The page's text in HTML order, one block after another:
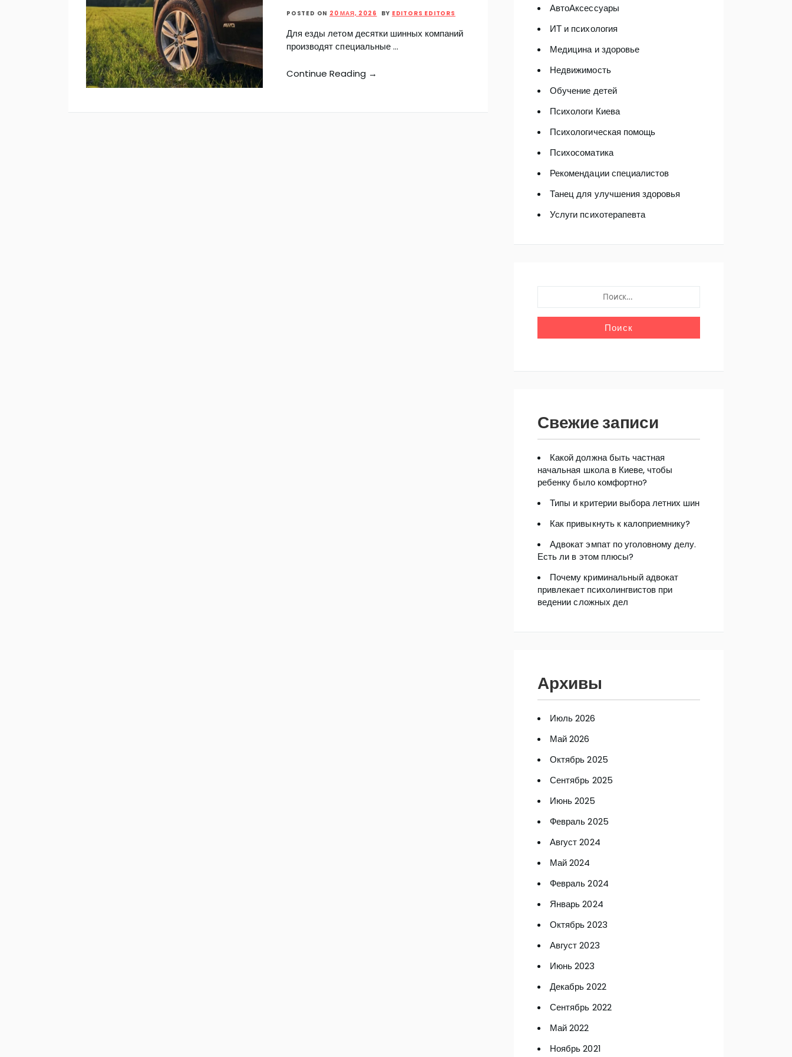
POSTED ON 20 МАЯ, 2026 BY EDITORS EDITORS
Для езды летом десятки шинных компаний
производят специальные …
Continue Reading →
АвтоАксессуары
ИТ и психология
Медицина и здоровье
Недвижимость
Обучение детей
Психологи Киева
Психологическая помощь
Психосоматика
Рекомендации специалистов
Танец для улучшения здоровья
Услуги психотерапевта
Свежие записи
Какой должна быть частная
начальная школа в Киеве, чтобы
ребенку было комфортно?
Типы и критерии выбора летних шин
Как привыкнуть к калоприемнику?
Адвокат эмпат по уголовному делу.
Есть ли в этом плюсы?
Почему криминальный адвокат
привлекает психолингвистов при
ведении сложных дел
Архивы
Июль 2026
Май 2026
Октябрь 2025
Сентябрь 2025
Июнь 2025
Февраль 2025
Август 2024
Май 2024
Февраль 2024
Январь 2024
Октябрь 2023
Август 2023
Июнь 2023
Декабрь 2022
Сентябрь 2022
Май 2022
Ноябрь 2021